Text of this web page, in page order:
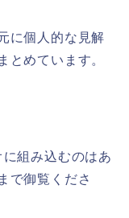
に個人的な見解
とめています。
組み込むのはあ
で御覧くださ